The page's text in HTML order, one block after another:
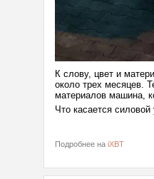
К слову, цвет и
около трех месяцев.
материалов машина,
Что касается
Подробнее на iXBT